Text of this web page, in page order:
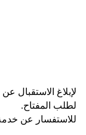
لإبلاغ الاستقبال
لطلب المفتاح.
للاستفسار عن